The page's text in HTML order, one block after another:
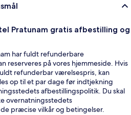
Pratunam gratis afbestilling og
har fuldt refunderbare
reserveres på vores hjemmeside. Hvis
refunderbar værelsespris, kan
op til et par dage før indtjekning
afbestillingspolitik. Du skal
overnatningsstedets
præcise vilkår og betingelser.